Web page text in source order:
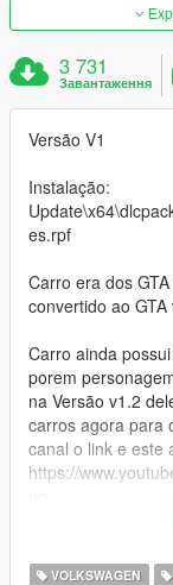
3 731
Завантаження
Versão V1
Instalação:
es.rpf
Carro era dos
convertido ao
Carro ainda
porem
na Versão v1.2
carros agora para
canal o link e este
https://
para vocês :D
VOLKSWAGEN